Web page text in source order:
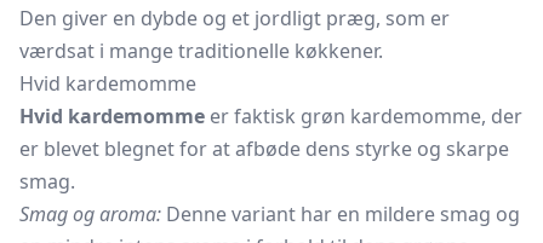
Den giver en dybde og et jordligt præg, som er
værdsat i mange traditionelle køkkener.
Hvid kardemomme
Hvid kardemomme er faktisk grøn kardemomme, der
er blevet blegnet for at afbøde dens styrke og skarpe
smag.
Smag og aroma: Denne variant har en mildere smag og